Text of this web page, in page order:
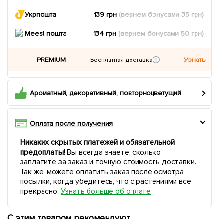
Укрпошта 139 грн (вернем бонусами35 грн)
Meest пошта 134 грн (вернем бонусами 50 грн)
PREMIUM Бесплатная доставка Узнать
Ароматный, декоративный, повторноцветущий
Оплата после получения
Никаких скрытых платежей и обязательной
предоплаты!Вы всегда знаете, сколько
заплатите за заказ и точную стоимость доставки.
Так же, можете оплатить заказ после осмотра
посылки, когда убедитесь, что с растениями все
прекрасно. Узнать больше об оплате